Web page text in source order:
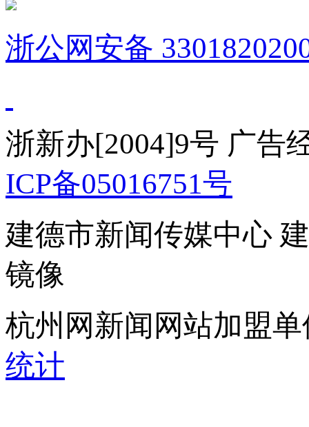
浙公网安备
浙新办[2004]9号 广告
ICP备05016751号
建德市新闻传媒中心
镜像
杭州网新闻网站加盟
统计